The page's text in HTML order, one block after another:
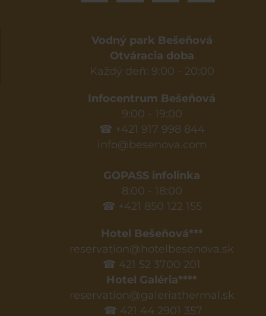
Vodný park Bešeňová
Otváracia doba
Každý deň: 9:00 - 20:00
Infocentrum Bešeňová
9:00 - 19:00
☎ +421 917 998 844
info@besenova.com
GOPASS infolinka
8:00 - 18:00
☎ +421 850 122 155
Hotel Bešeňová***
reservation@hotelbesenova.sk
☎ 421 52 3700 201
Hotel Galéria****
reservation@galeriathermal.sk
☎ 421 44 2901 357